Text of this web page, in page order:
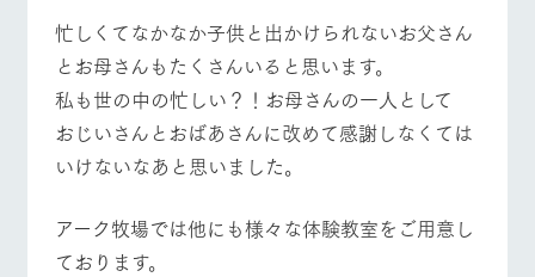
ペットをお連れの
お客様へ お問い合わせ
忙しくてなかなか子供と出かけられないお父さん
とお母さんもたくさんいると思います。
私も世の中の忙しい？！お母さんの一人として
おじいさんとおばあさんに改めて感謝しなくては
いけないなあと思いました。
アーク牧場では他にも様々な体験教室をご用意し
ております。